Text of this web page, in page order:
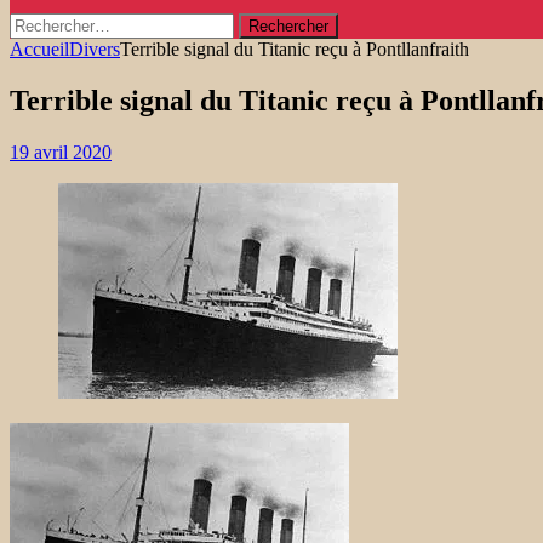
Rechercher :
AccueilDiversTerrible signal du Titanic reçu à Pontllanfraith
Terrible signal du Titanic reçu à
19 avril 2020